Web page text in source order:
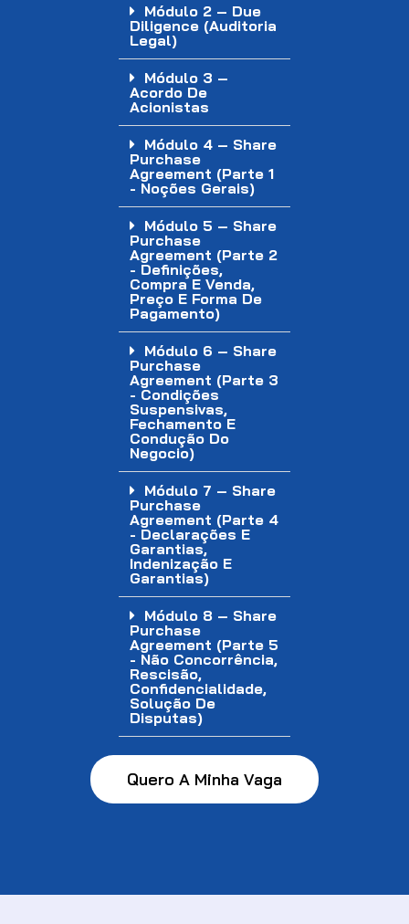
Módulo 2 – Due
Diligence (Auditoria
Legal)
Módulo 3 –
Acordo De
Acionistas
Módulo 4 – Share
Purchase
Agreement (Parte 1
- Noções Gerais)
Módulo 5 – Share
Purchase
Agreement (Parte 2
- Definições,
Compra E Venda,
Preço E Forma De
Pagamento)
Módulo 6 – Share
Purchase
Agreement (Parte 3
- Condições
Suspensivas,
Fechamento E
Condução Do
Negocio)
Módulo 7 – Share
Purchase
Agreement (Parte 4
- Declarações E
Garantias,
Indenização E
Garantias)
Módulo 8 – Share
Purchase
Agreement (Parte 5
- Não Concorrência,
Rescisão,
Confidencialidade,
Solução De
Disputas)
Quero A Minha Vaga